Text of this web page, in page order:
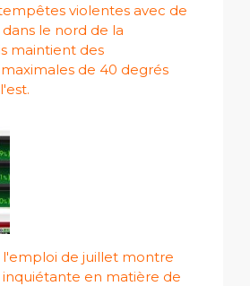
violentes avec de
le nord de la
maintient des
de 40 degrés
l'emploi de juillet montre
en matière de